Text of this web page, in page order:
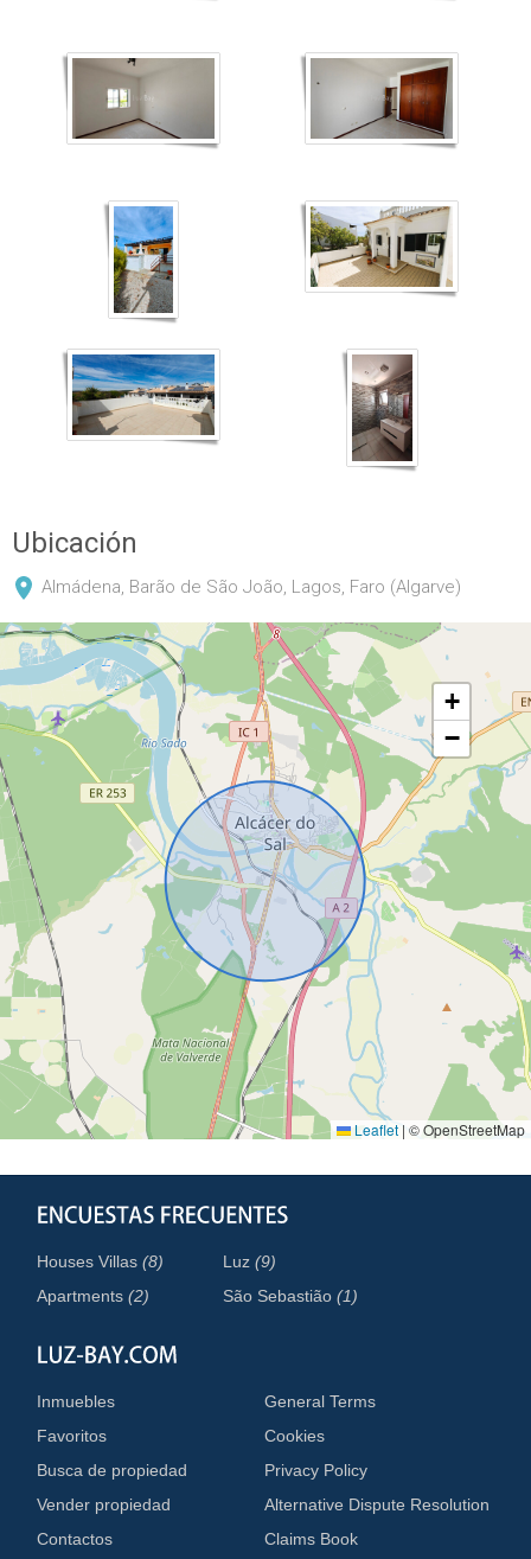
Ubicación
Almádena, Barão de São João, Lagos, Faro (Algarve)
+
−
Leaflet | © OpenStreetMap
Houses Villas(8)
Apartments(2)
Luz(9)
São Sebastião(1)
Inmuebles
Favoritos
Busca de propiedad
Vender propiedad
Contactos
General Terms
Cookies
Privacy Policy
Alternative Dispute Resolution
Claims Book